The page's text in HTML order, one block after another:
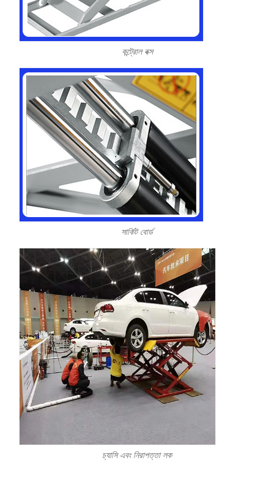
কন্ট্রোল বক্স
সার্কিট বোর্ড
চ্যাসি এবং নিরাপত্তা লক